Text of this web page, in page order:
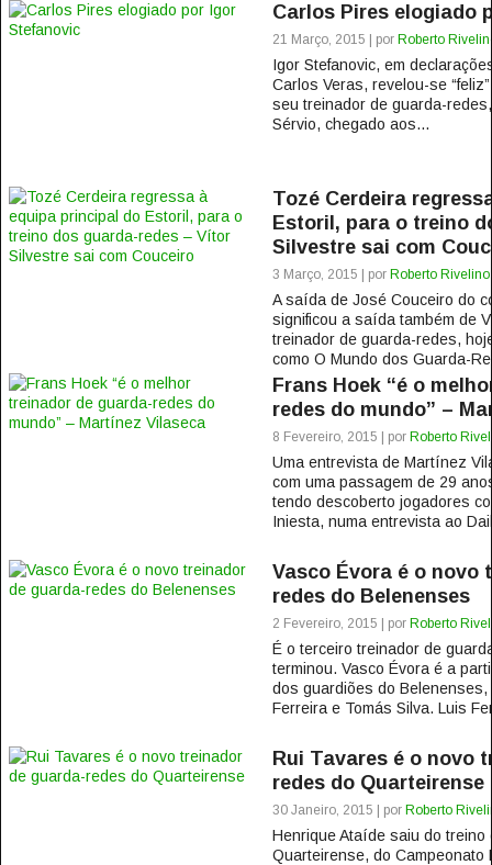
Carlos Pires elogiado
21 Março, 2015 | por Roberto
Igor Stefanovic, em
Carlos Veras, revelou-se
seu treinador de guarda-
Sérvio, chegado aos...
Tozé Cerdeira
Estoril, para o treino
Silvestre sai com
3 Março, 2015 | por Roberto Rivelino
A saída de José Couceiro do
significou a saída também de
treinador de guarda-redes,
como O Mundo dos Guarda-
Frans Hoek “é o
redes do mundo” –
8 Fevereiro, 2015 | por Roberto
Uma entrevista de Martínez
com uma passagem de 29
tendo descoberto jogadores
Iniesta, numa entrevista ao
Vasco Évora é o novo
redes do Belenenses
2 Fevereiro, 2015 | por Roberto
É o terceiro treinador de
terminou. Vasco Évora é a
dos guardiões do
Ferreira e Tomás Silva. Luis
Rui Tavares é o novo
redes do Quarteirense
30 Janeiro, 2015 | por Roberto
Henrique Ataíde saiu do treino
Quarteirense, do Campeonato